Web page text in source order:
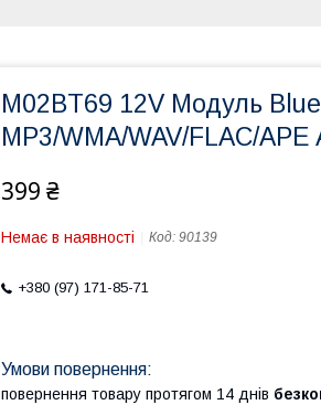
M02BT69 12V Модуль
MP3/WMA/WAV/FLAC/APE
399 ₴
Немає в наявності Код: 90139
+380 (97) 171-85-71
повернення товару протягом 14 днів